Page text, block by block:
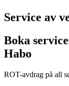
Service av
Boka
Habo
ROT-avdrag på all